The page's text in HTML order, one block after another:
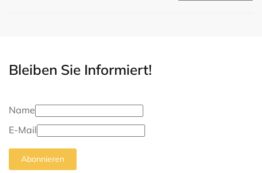
Bleiben Sie Informiert!
Name
E-Mail
Abonnieren